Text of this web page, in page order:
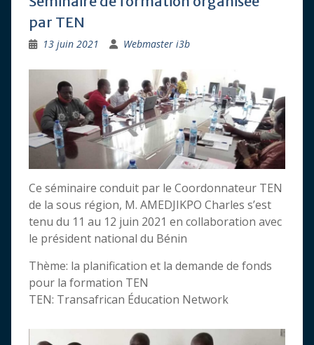
par TEN
13 juin 2021 Webmaster i3b
Ce séminaire conduit par le Coordonnateur TEN
de la sous région, M. AMEDJIKPO Charles s’est
tenu du 11 au 12 juin 2021 en collaboration avec
le président national du Bénin
Thème: la planification et la demande de fonds
pour la formation TEN
TEN: Transafrican Éducation Network